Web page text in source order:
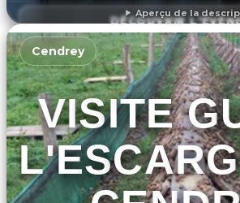
Aperçu de la
DÉCOUVRIR
Cendrey
VISITE